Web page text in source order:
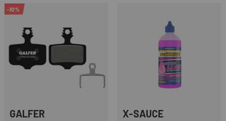
-10%
GALFER X-SAUCE